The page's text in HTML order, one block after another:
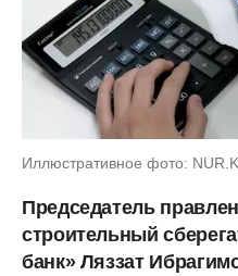
Иллюстративное фото:
Председатель
строительный
банк» Ляззат